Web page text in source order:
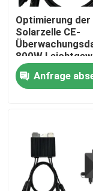
Zu Hause
Videos
Optimierung der
Solarzelle CE-
800W
Solaroptimierer
Anfrage